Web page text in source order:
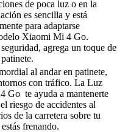
de poca luz o en la
es sencilla y está
para adaptarse
Xiaomi Mi 4 Go.
agrega un toque de
al andar en patinete,
con tráfico. La Luz
Go te ayuda a mantenerte
riesgo de accidentes al
de la carretera sobre tu
frenando.